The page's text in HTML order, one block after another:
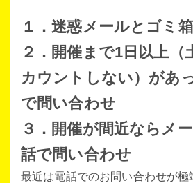
１．迷惑メールとゴミ
２．開催まで1日以上（
カウントしない）があ
で問い合わせ
３．開催が間近ならメ
話で問い合わせ
最近は電話でのお問い合わせが極